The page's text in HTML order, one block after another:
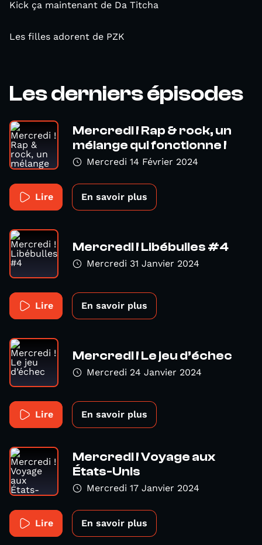
Kick ça maintenant de Da Titcha
Les filles adorent de PZK
Les derniers épisodes
Mercredi ! Rap & rock, un
mélange qui fonctionne !
Mercredi 14 Février 2024
Lire En savoir plus
Mercredi ! Libébulles #4
Mercredi 31 Janvier 2024
Lire En savoir plus
Mercredi ! Le jeu d’échec
Mercredi 24 Janvier 2024
Lire En savoir plus
Mercredi ! Voyage aux
États-Unis
Mercredi 17 Janvier 2024
Lire En savoir plus